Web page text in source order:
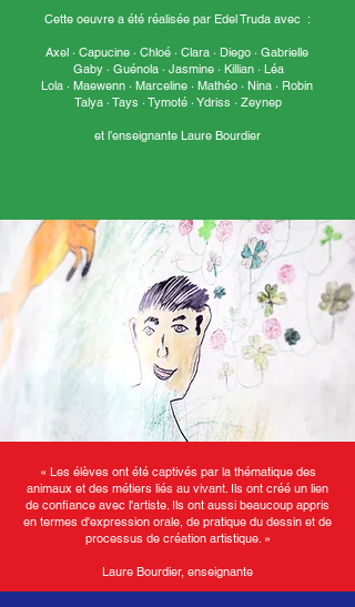
Cette oeuvre a été réalisée par Edel Truda avec :
Axel · Capucine · Chloé · Clara · Diego · Gabrielle
Gaby · Guénola · Jasmine · Killian · Léa
Lola · Maewenn · Marceline · Mathéo · Nina · Robin
Talya · Tays · Tymoté · Ydriss · Zeynep
et l’enseignante Laure Bourdier
« Les élèves ont été captivés par la thématique des
animaux et des métiers liés au vivant. Ils ont créé un lien
de confiance avec l'artiste. Ils ont aussi beaucoup appris
en termes d'expression orale, de pratique du dessin et de
processus de création artistique. »
Laure Bourdier, enseignante